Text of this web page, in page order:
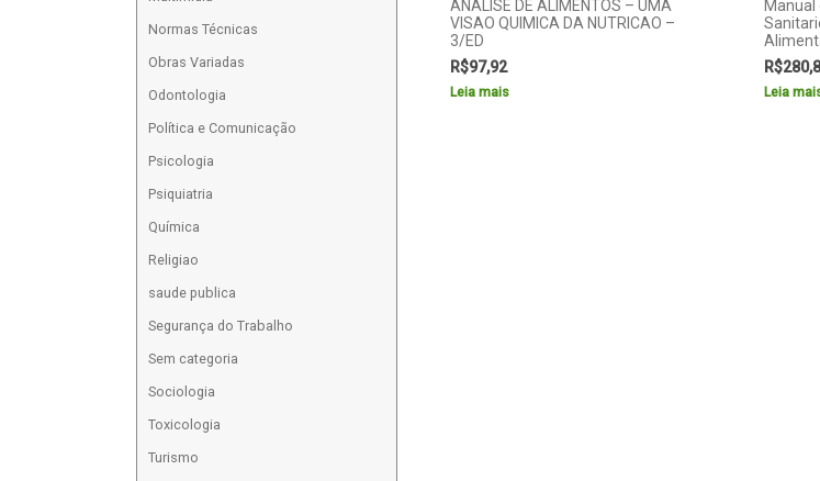
ANALISE DE ALIMENTOS – UMA
VISAO QUIMICA DA NUTRICAO –
3/ED
R$97,92
Leia mais
Manual
R$
Leia
Normas Técnicas
Obras Variadas
Odontologia
Política e Comunicação
Psicologia
Psiquiatria
Química
Religiao
saude publica
Segurança do Trabalho
Sem categoria
Sociologia
Toxicologia
Turismo